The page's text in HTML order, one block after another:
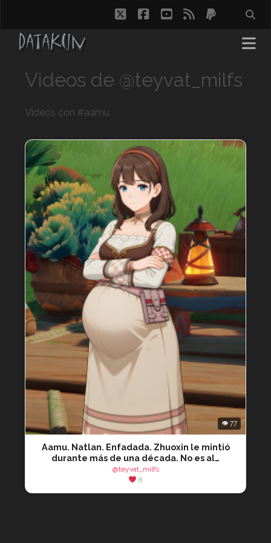
twitterfacebook
youtube
rss paypal
Videos de @teyvat_milfs
Videos con #aamu
👁 77
Aamu. Natlan. Enfadada. Zhuoxin le mintió
durante más de una década. No es al…
@teyvat_milfs
8